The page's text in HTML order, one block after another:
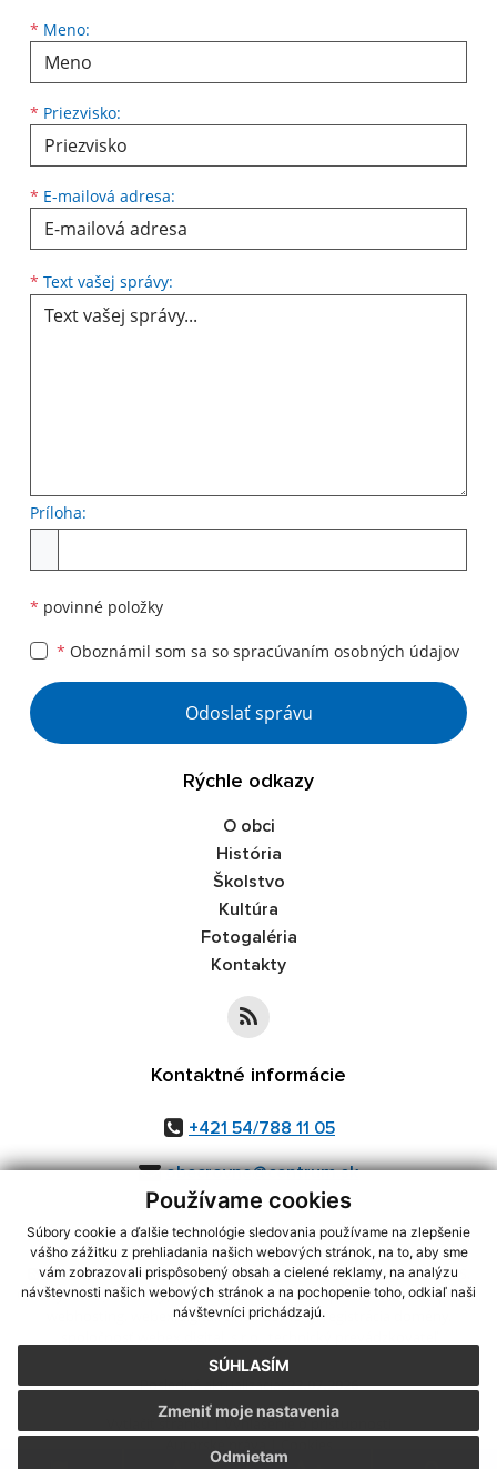
Používame cookies
Súbory cookie a ďalšie technológie sledovania používame na zlepšenie
vášho zážitku z prehliadania našich webových stránok, na to, aby sme
vám zobrazovali prispôsobený obsah a cielené reklamy, na analýzu
návštevnosti našich webových stránok a na pochopenie toho, odkiaľ naši
návštevníci prichádzajú.
SÚHLASÍM
Odmietam
Zmeniť moje nastavenia
* Meno:
Meno
* Priezvisko:
Priezvisko
* E-mailová adresa:
E-mailová adresa
* Text vašej správy:
Príloha:
* povinné položky
* Oboznámil som sa so spracúvaním osobných údajov
Google reCaptcha Response
Odoslať správu
Rýchle odkazy
O obci
História
Školstvo
Kultúra
Fotogaléria
Kontakty
Kontaktné informácie
+421 54/788 11 05
obecrovne@centrum.sk
využite možnosť získavania aktuálnych informácií s využitím RSS
CMS systém (redakčný) systém ECHELON 2,Mapa stránok,web portál
webex.digital, s.r.o.,domény,registrácia domény
Posledná aktualizácia:22.07.2026
Vytlačiť stránku|Vyhlásenie o prístupnosti